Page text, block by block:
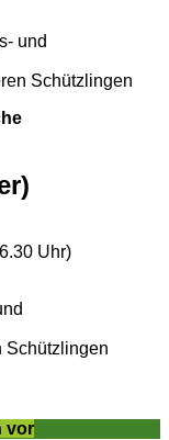
und
Schützlingen
Uhr)
Schützlingen
vor